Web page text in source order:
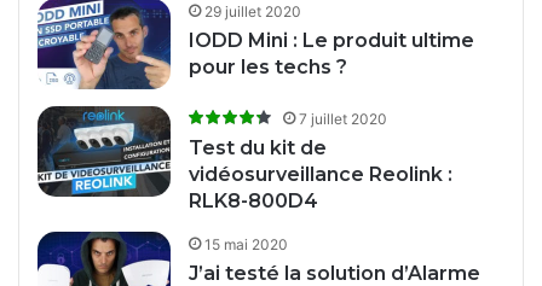
29 juillet 2020
IODD Mini : Le produit ultime
pour les techs ?
7 juillet 2020
Test du kit de
vidéosurveillance Reolink :
RLK8-800D4
15 mai 2020
J’ai testé la solution d’Alarme